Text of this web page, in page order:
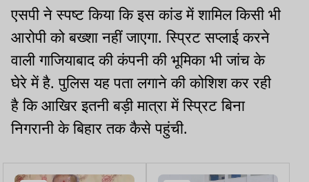
एसपी ने स्पष्ट किया कि इस कांड में शामिल किसी भी
आरोपी को बख्शा नहीं जाएगा. स्प्रिट सप्लाई करने
वाली गाजियाबाद की कंपनी की भूमिका भी जांच के
घेरे में है. पुलिस यह पता लगाने की कोशिश कर रही
है कि आखिर इतनी बड़ी मात्रा में स्प्रिट बिना
निगरानी के बिहार तक कैसे पहुंची.